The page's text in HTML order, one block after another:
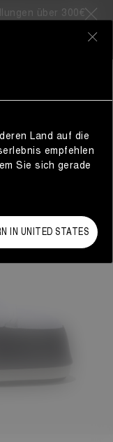
über 300€
Land auf die
empfehlen
Sie sich gerade
IN UNITED STATES